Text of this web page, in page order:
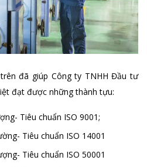
đã giúp Công ty TNHH Đầu tư
đạt được những thành tựu:
Tiêu chuẩn ISO 9001;
Tiêu chuẩn ISO 14001
Tiêu chuẩn ISO 50001